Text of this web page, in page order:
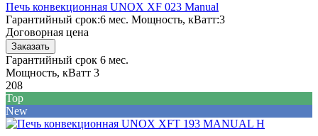
Печь конвекционная UNOX XF 023 Manual
Гарантийный срок:6 мес. Мощность, кВатт:3
Договорная цена
Заказать
Гарантийный срок 6 мес.
Мощность, кВатт 3
208
Top
New